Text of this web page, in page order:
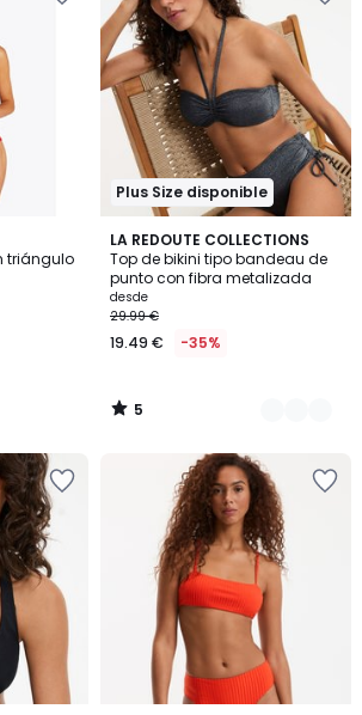
triángulo
Plus Size disponible
LA REDOUTE COLLECTIONS
Top de bikini tipo bandeau de
punto con fibra metalizada
desde
29.99 €
19.49 € -35%
5
/
5
2
Colores
5
/